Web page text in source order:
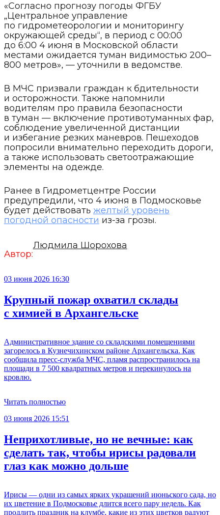
«Согласно прогнозу погоды ФГБУ
„Центральное управление
по гидрометеорологии и мониторингу
окружающей среды“, в период с 00:00
до 6:00 4 июня в Московской области
местами ожидается туман видимостью 200–
800 метров», — уточнили в ведомстве.
В МЧС призвали граждан к бдительности
и осторожности. Также напомнили
водителям про правила безопасности
в туман — включение противотуманных фар,
соблюдение увеличенной дистанции
и избегание резких маневров. Пешеходов
попросили внимательно переходить дороги,
а также использовать светоотражающие
элементы на одежде.
Ранее в Гидрометцентре России
предупредили, что 4 июня в Подмосковье
будет действовать желтый уровень
погодной опасности из-за грозы.
Автор:
Людмила Шорохова
03 июня 2026 16:30
Крупный пожар охватил склады
с химией в Архангельске
Административное здание со складскими помещениями
загорелось в Кузнечихинском районе Архангельска. Как
сообщила пресс-служба МЧС, пламя распространилось на
площади в 7 500 квадратных метров и перекинулось на
кровлю.
Читать полностью
03 июня 2026 15:51
Неприхотливые, но не вечные: как
сделать так, чтобы ирисы радовали
глаз как можно дольше
Ирисы — одни из самых ярких украшений июньского сада, но
их цветение в Подмосковье длится всего пару недель. Как
продлить праздник на клумбе, какие из этих цветков радуют